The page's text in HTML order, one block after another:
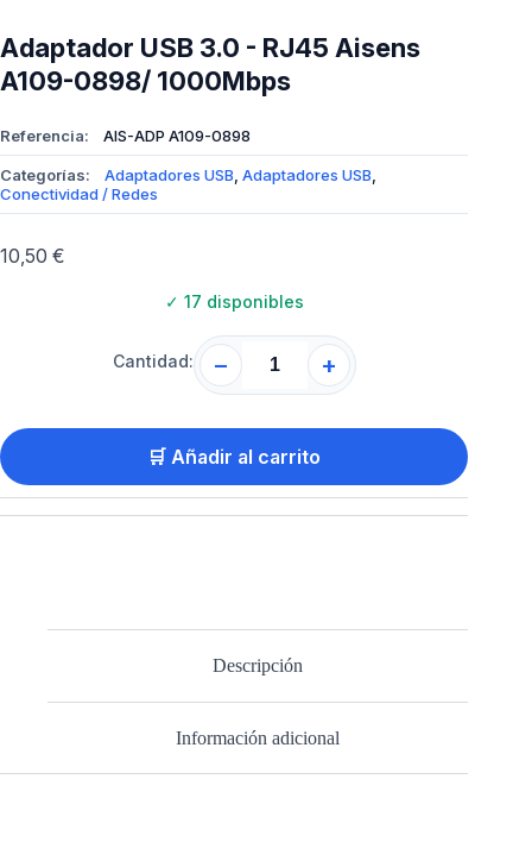
Adaptador USB 3.0 - RJ45 Aisens
A109-0898/ 1000Mbps
Referencia: AIS-ADP A109-0898
Categorías: Adaptadores USB, Adaptadores USB,
Conectividad / Redes
10,50 €
✓ 17 disponibles
Cantidad: − +
🛒 Añadir al carrito
Descripción
Información adicional